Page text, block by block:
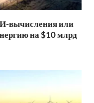
вычисления или
на $10 млрд